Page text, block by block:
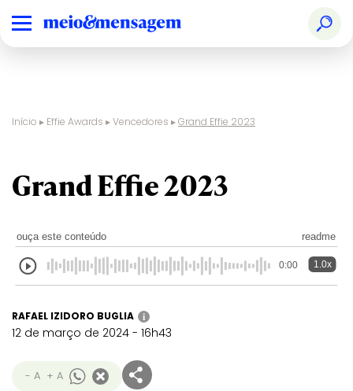
Início ▸ Effie Awards ▸Vencedores ▸Grand Effie 2023
Grand Effie 2023
ouça este conteúdo readme
0:00 1.0x
RAFAEL IZIDORO BUGLIA i
12 de março de 2024 - 16h43
- A + A